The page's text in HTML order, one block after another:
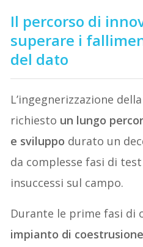
Il percorso di
superare i
del dato
L’ingegnerizzazione
richiesto un lungo
e sviluppo durato un
da complesse fasi di
insuccessi sul campo.
Durante le prime fasi di
impianto di coestrusione